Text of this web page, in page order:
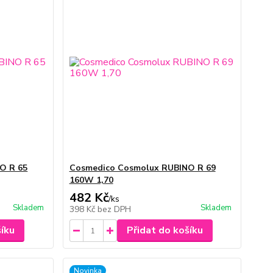
R 65
Skladem
Cosmedico Cosmolux RUBINO R 69
160W 1,70
482 Kč/ks
398 Kč bez DPH Skladem
Přidat do košíku
Novinka